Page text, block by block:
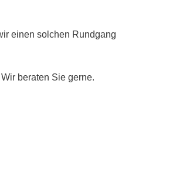
einen solchen Rundgang
Wir beraten Sie gerne.